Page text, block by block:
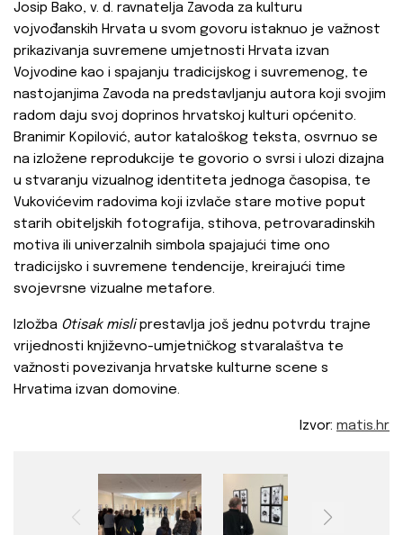
Josip Bako, v. d. ravnatelja Zavoda za kulturu
vojvođanskih Hrvata u svom govoru istaknuo je važnost
prikazivanja suvremene umjetnosti Hrvata izvan
Vojvodine kao i spajanju tradicijskog i suvremenog, te
nastojanjima Zavoda na predstavljanju autora koji svojim
radom daju svoj doprinos hrvatskoj kulturi općenito.
Branimir Kopilović, autor kataloškog teksta, osvrnuo se
na izložene reprodukcije te govorio o svrsi i ulozi dizajna
u stvaranju vizualnog identiteta jednoga časopisa, te
Vukovićevim radovima koji izvlače stare motive poput
starih obiteljskih fotografija, stihova, petrovaradinskih
motiva ili univerzalnih simbola spajajući time ono
tradicijsko i suvremene tendencije, kreirajući time
svojevrsne vizualne metafore.
Izložba Otisak misliprestavlja još jednu potvrdu trajne
vrijednosti književno-umjetničkog stvaralaštva te
važnosti povezivanja hrvatske kulturne scene s
Hrvatima izvan domovine.
Izvor: matis.hr